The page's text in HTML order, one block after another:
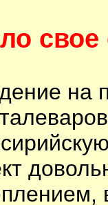
свое
на